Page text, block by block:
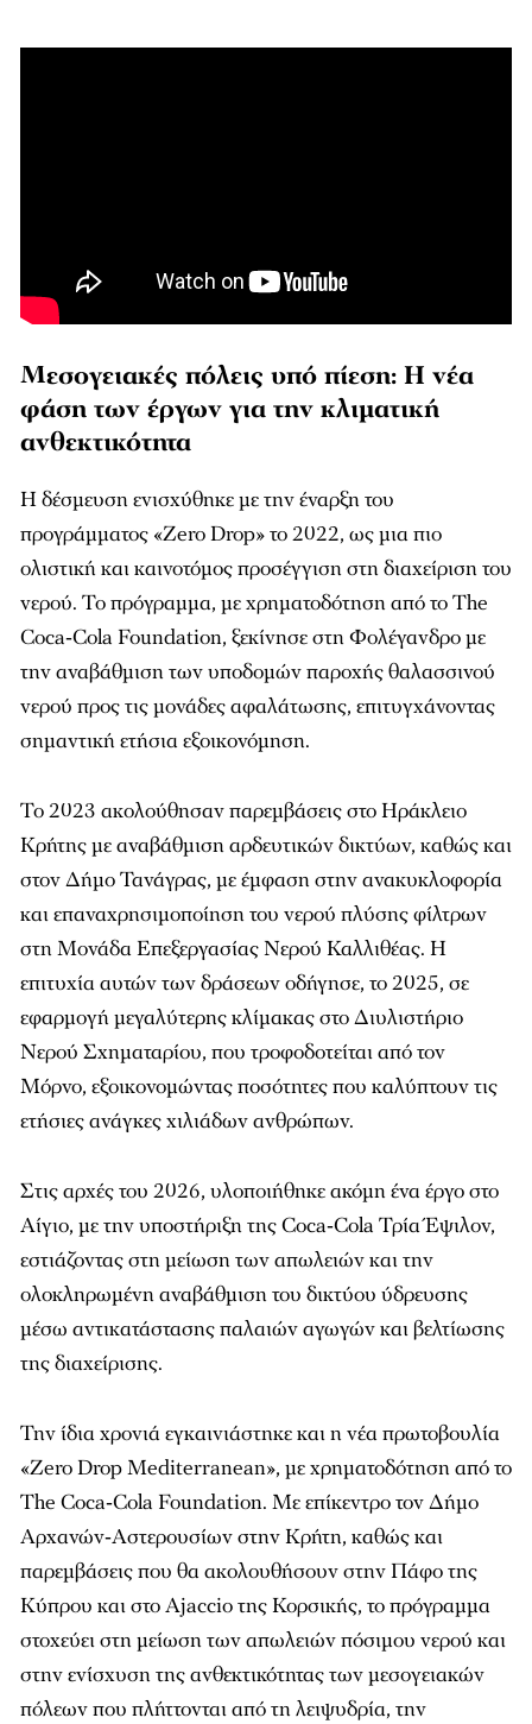
Μεσογειακές πόλεις υπό πίεση: Η νέα
φάση των έργων για την κλιματική
ανθεκτικότητα
Η δέσμευση ενισχύθηκε με την έναρξη του
προγράμματος «Zero Drop» το 2022, ως μια πιο
ολιστική και καινοτόμος προσέγγιση στη διαχείριση του
νερού. Το πρόγραμμα, με χρηματοδότηση από το The
Coca‑Cola Foundation, ξεκίνησε στη Φολέγανδρο με
την αναβάθμιση των υποδομών παροχής θαλασσινού
νερού προς τις μονάδες αφαλάτωσης, επιτυγχάνοντας
σημαντική ετήσια εξοικονόμηση.
Το 2023 ακολούθησαν παρεμβάσεις στο Ηράκλειο
Κρήτης με αναβάθμιση αρδευτικών δικτύων, καθώς και
στον Δήμο Τανάγρας, με έμφαση στην ανακυκλοφορία
και επαναχρησιμοποίηση του νερού πλύσης φίλτρων
στη Μονάδα Επεξεργασίας Νερού Καλλιθέας. Η
επιτυχία αυτών των δράσεων οδήγησε, το 2025, σε
εφαρμογή μεγαλύτερης κλίμακας στο Διυλιστήριο
Νερού Σχηματαρίου, που τροφοδοτείται από τον
Μόρνο, εξοικονομώντας ποσότητες που καλύπτουν τις
ετήσιες ανάγκες χιλιάδων ανθρώπων.
Στις αρχές του 2026, υλοποιήθηκε ακόμη ένα έργο στο
Αίγιο, με την υποστήριξη της Coca‑Cola Τρία Έψιλον,
εστιάζοντας στη μείωση των απωλειών και την
ολοκληρωμένη αναβάθμιση του δικτύου ύδρευσης
μέσω αντικατάστασης παλαιών αγωγών και βελτίωσης
της διαχείρισης.
Την ίδια χρονιά εγκαινιάστηκε και η νέα πρωτοβουλία
«Zero Drop Mediterranean», με χρηματοδότηση από το
The Coca‑Cola Foundation. Με επίκεντρο τον Δήμο
Αρχανών‑Αστερουσίων στην Κρήτη, καθώς και
παρεμβάσεις που θα ακολουθήσουν στην Πάφο της
Κύπρου και στο Ajaccio της Κορσικής, το πρόγραμμα
στοχεύει στη μείωση των απωλειών πόσιμου νερού και
στην ενίσχυση της ανθεκτικότητας των μεσογειακών
πόλεων που πλήττονται από τη λειψυδρία, την